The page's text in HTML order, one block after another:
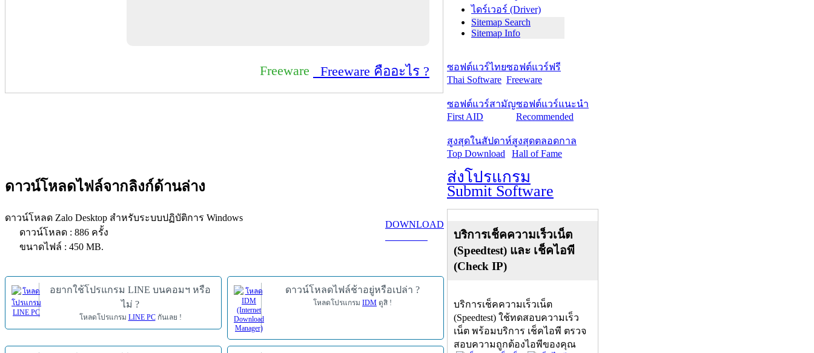
Freeware Freeware คืออะไร ?
ดาวน์โหลดไฟล์จากลิงก์ด้านล่าง
ดาวน์โหลด Zalo Desktop สำหรับระบบปฏิบัติการ Windows
ดาวน์โหลด : 886 ครั้ง
ขนาดไฟล์ : 450 MB.
DOWNLOAD
อยากใช้โปรแกรม LINE บนคอมฯ หรือ
ไม่ ?
โหลดโปรแกรม LINE PCกันเลย !
ดาวน์โหลดไฟล์ช้าอยู่หรือเปล่า ?
โหลดโปรแกรม IDM ดูสิ !
ไดร์เวอร์ (Driver)
Sitemap Search
Sitemap Info
ซอฟต์แวร์ไทย
Thai Software
ซอฟต์แวร์ฟรี
Freeware
ซอฟต์แวร์สามัญ
First AID
ซอฟต์แวร์แนะนำ
Recommended
สูงสุดในสัปดาห์
Top Download
สูงสุดตลอดกาล
Hall of Fame
ส่งโปรแกรม
Submit Software
บริการเช็คความเร็วเน็ต
(Speedtest) และ เช็คไอพี
(Check IP)
บริการเช็คความเร็วเน็ต
(Speedtest) ใช้ทดสอบความเร็ว
เน็ต พร้อมบริการ เช็คไอพี ตรวจ
สอบความถูกต้องไอพีของคุณ